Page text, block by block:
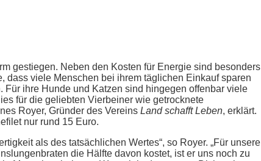
gestiegen. Neben den Kosten für Energie sind besonders
dass viele Menschen bei ihrem täglichen Einkauf sparen
ihre Hunde und Katzen sind hingegen offenbar viele
für die geliebten Vierbeiner wie getrocknete
Royer, Gründer des Vereins Land schafft Leben, erklärt.
nur rund 15 Euro.
als des tatsächlichen Wertes“, so Royer. „Für unsere
die Hälfte davon kostet, ist er uns noch zu